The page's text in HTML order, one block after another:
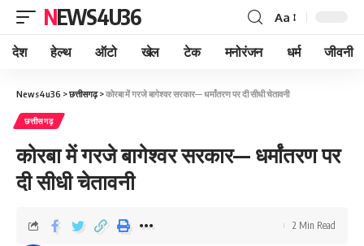
NEWS4U36 Aa
देश हेल्थ ऑटो खेल टेक मनोरंजन धर्म जीवनी
News4u36 >छत्तीसगढ़>कोरबा में गरजे बागेश्वर सरकार— धर्मांतरण पर दी सीधी चेतावनी
छत्तीसगढ़
कोरबा में गरजे बागेश्वर सरकार— धर्मांतरण पर
दी सीधी चेतावनी
2 Min Read